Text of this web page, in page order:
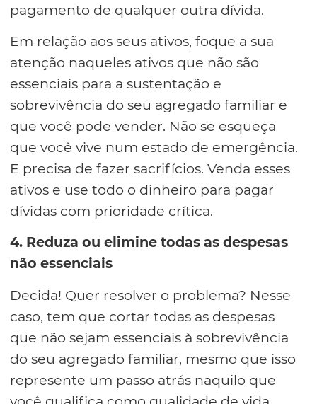
pagamento de qualquer outra dívida.
Em relação aos seus ativos, foque a sua
atenção naqueles ativos que não são
essenciais para a sustentação e
sobrevivência do seu agregado familiar e
que você pode vender. Não se esqueça
que você vive num estado de emergência.
E precisa de fazer sacrifícios. Venda esses
ativos e use todo o dinheiro para pagar
dívidas com prioridade crítica.
4. Reduza ou elimine todas as despesas
não essenciais
Decida! Quer resolver o problema? Nesse
caso, tem que cortar todas as despesas
que não sejam essenciais à sobrevivência
do seu agregado familiar, mesmo que isso
represente um passo atrás naquilo que